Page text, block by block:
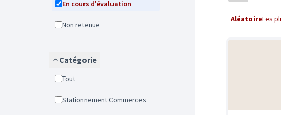
En cours d'évaluation
Non retenue
Catégorie
Tout
Stationnement Commerces
AléatoireLes